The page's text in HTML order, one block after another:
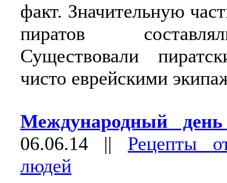
факт. Значительную
пиратов
Существовали
чисто еврейскими
Международный
06.06.14 || Рецепты
людей